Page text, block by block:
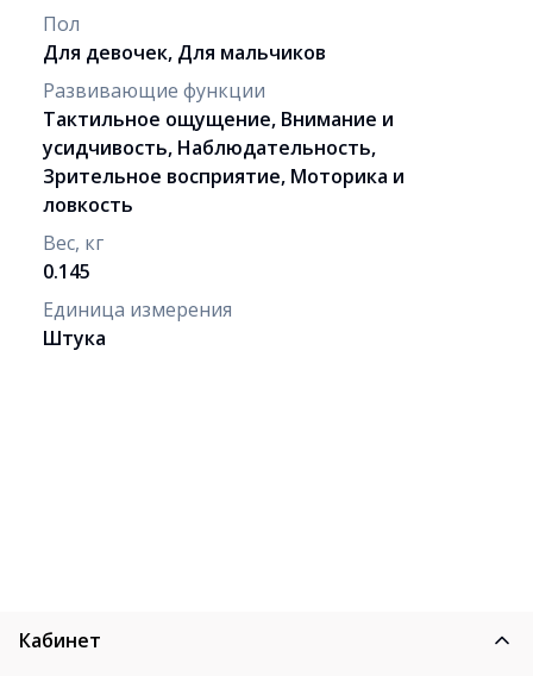
Пол
Для девочек, Для мальчиков
Развивающие функции
Тактильное ощущение, Внимание и
усидчивость, Наблюдательность,
Зрительное восприятие, Моторика и
ловкость
Вес, кг
0.145
Единица измерения
Штука
Кабинет